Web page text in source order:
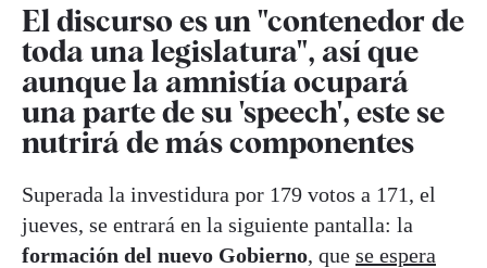
El discurso es un "contenedor de
toda una legislatura", así que
aunque la amnistía ocupará
una parte de su 'speech', este se
nutrirá de más componentes
Superada la investidura por 179 votos a 171, el
jueves, se entrará en la siguiente pantalla: la
formación del nuevo Gobierno, que se espera